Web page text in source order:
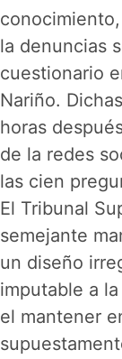
la denuncias
cuestionario
Nariño.
horas
de la redes
las cien
El Tribunal
semejante
un diseño
imputable a
el mantener